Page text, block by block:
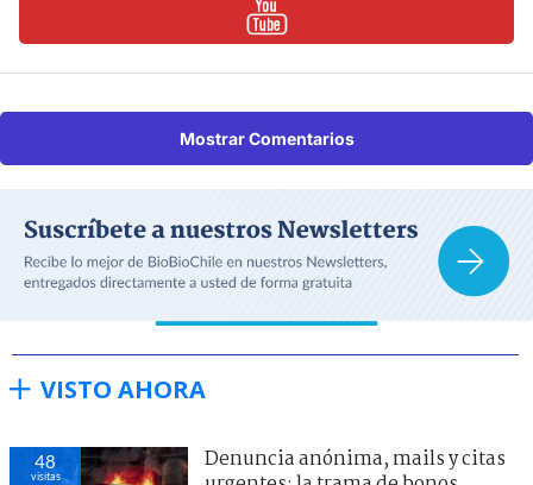
Mostrar Comentarios
VISTO AHORA
48
visitas
Denuncia anónima, mails y citas